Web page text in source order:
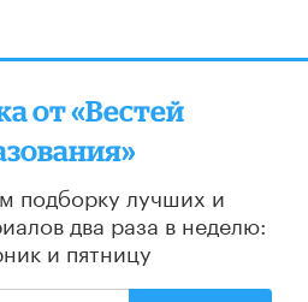
от «Вестей
подборку лучших и
два раза в неделю:
и пятницу